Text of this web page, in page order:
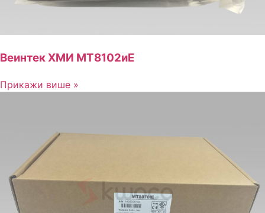
Веинтек ХМИ МТ8102иЕ
Прикажи више »